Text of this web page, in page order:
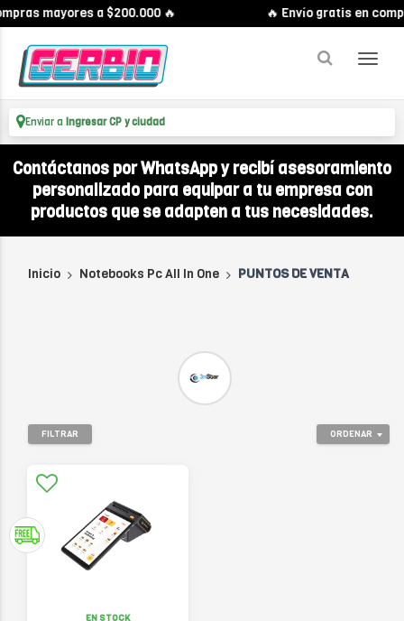
mayores a $200.000 🔥 🔥 Envío gratis en
Enviar a Ingresar CP y ciudad
Contáctanos por WhatsApp y recibí asesoramiento
personalizado para equipar a tu empresa con
productos que se adapten a tus necesidades.
Inicio Notebooks Pc All In One PUNTOS DE VENTA
ORDENAR
FILTRAR
EN STOCK